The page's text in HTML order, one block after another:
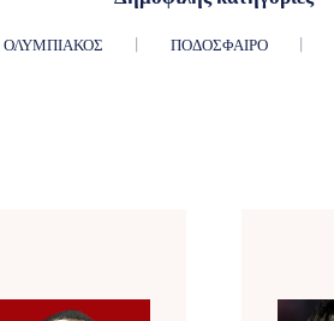
ΟΛΥΜΠΙΑΚΌΣ ΠΟΔΌΣΦΑΙΡΟ